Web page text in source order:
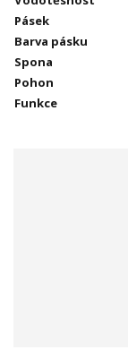
Pásek
Barva pásku
Spona
Pohon
Funkce